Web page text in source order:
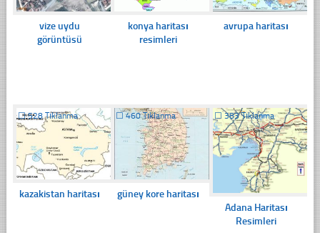
vize uydu
görüntüsü
konya haritası
resimleri
avrupa haritası
☐528 Tıklanma
kazakistan haritası
☐460 Tıklanma
güney kore haritası
☐ 383 Tıklanma
Adana Haritası
Resimleri